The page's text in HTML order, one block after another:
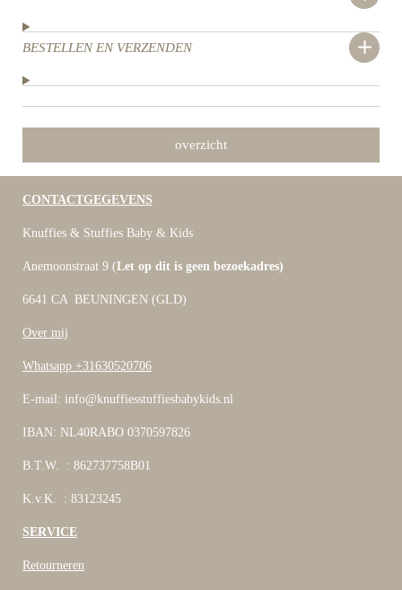
BESTELLEN EN VERZENDEN
overzicht
CONTACTGEGEVENS
Knuffies & Stuffies Baby & Kids
Anemoonstraat 9 (Let op dit is geen bezoekadres)
6641 CA BEUNINGEN (GLD)
Over mij
Whatsapp +31630520706
E-mail: info@knuffiesstuffiesbabykids.nl
IBAN: NL40RABO 0370597826
B.T.W. : 862737758B01
K.v.K. : 83123245
SERVICE
Retourneren